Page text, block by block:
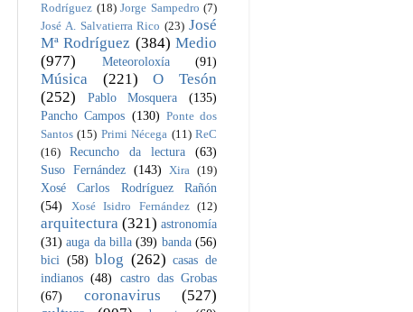
Rodríguez (18) Jorge Sampedro (7)
José A. Salvatierra Rico (23) José
Mª Rodríguez (384) Medio
(977)
Meteoroloxía (91)
Música (221)
O Tesón
(252)
Pablo Mosquera
(135)
Pancho Campos (130) Ponte dos
Santos (15) Primi Nécega (11) ReC
(16)
Recuncho da lectura
(63)
Suso Fernández (143) Xira (19)
Xosé Carlos Rodríguez Rañón
(54)
Xosé Isidro Fernández (12)
arquitectura (321) astronomía
(31) auga da billa (39) banda (56)
bici (58) blog (262) casas de
indianos (48)
castro das Grobas
(67)
coronavirus
(527)